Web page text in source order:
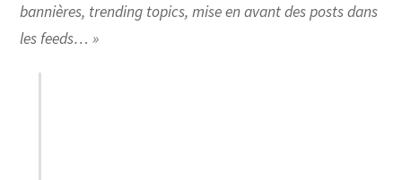
bannières, trending topics, mise en avant des posts dans
les feeds… »